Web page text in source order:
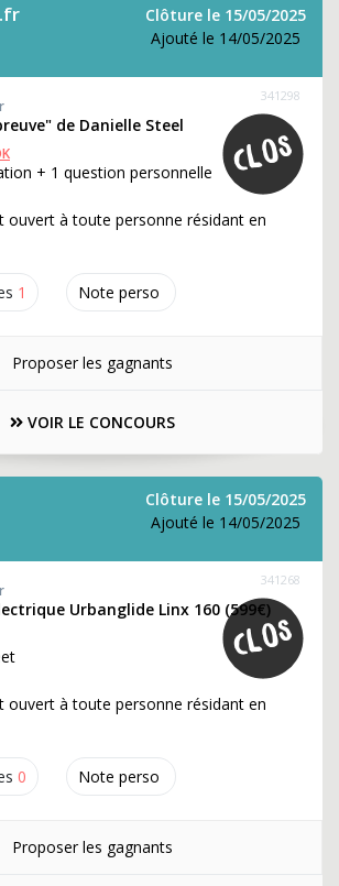
Clôture le 15/05/2025
Ajouté le 14/05/2025
1 Note perso
341298
de Danielle Steel
+ 1 question personnelle
ouvert à toute personne résidant en
Proposer les gagnants
VOIR LE CONCOURS
Clôture le 15/05/2025
Ajouté le 14/05/2025
0 Note perso
341268
Urbanglide Linx 160 (599€)
ouvert à toute personne résidant en
Proposer les gagnants